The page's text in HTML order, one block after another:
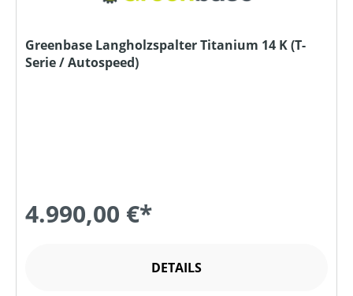
Greenbase Langholzspalter Titanium 14 K (T-
Serie / Autospeed)
4.990,00 €*
DETAILS